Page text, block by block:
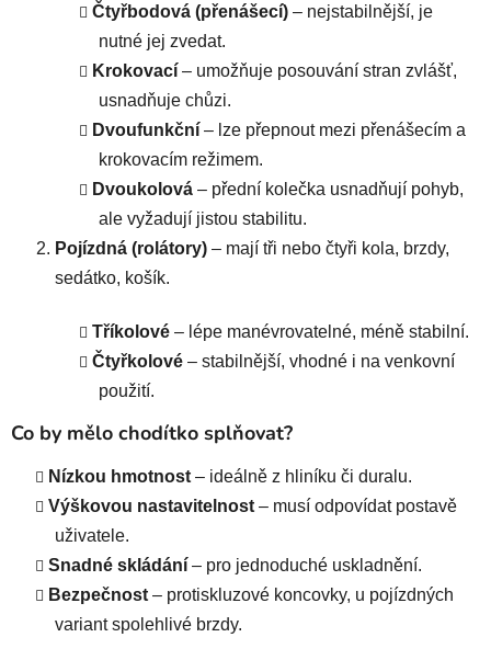
Čtyřbodová (přenášecí) – nejstabilnější, je
nutné jej zvedat.
Krokovací – umožňuje posouvání stran zvlášť,
usnadňuje chůzi.
Dvoufunkční – lze přepnout mezi přenášecím a
krokovacím režimem.
Dvoukolová – přední kolečka usnadňují pohyb,
ale vyžadují jistou stabilitu.
Pojízdná (rolátory) – mají tři nebo čtyři kola, brzdy,
sedátko, košík.
Tříkolové – lépe manévrovatelné, méně stabilní.
Čtyřkolové – stabilnější, vhodné i na venkovní
použití.
Co by mělo chodítko splňovat?
Nízkou hmotnost – ideálně z hliníku či duralu.
Výškovou nastavitelnost – musí odpovídat postavě
uživatele.
Snadné skládání – pro jednoduché uskladnění.
Bezpečnost – protiskluzové koncovky, u pojízdných
variant spolehlivé brzdy.